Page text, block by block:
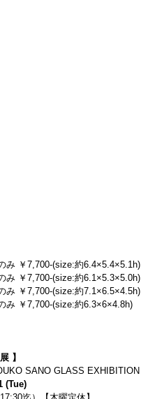
み ￥7,700-(size:約6.4×5.4×5.1h)
み ￥7,700-(size:約6.1×5.3×5.0h)
み ￥7,700-(size:約7.1×6.5×4.5h)
み ￥7,700-(size:約6.3×6×4.8h)
】
SANO GLASS EXHIBITION
(Tue)